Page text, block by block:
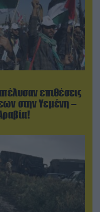
επιθέσεις
στην Υεμένη –